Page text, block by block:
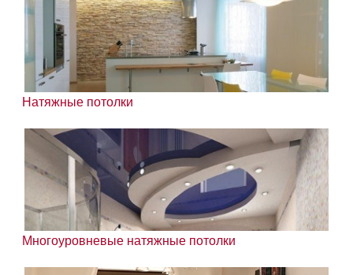
Натяжные потолки
Многоуровневые натяжные потолки